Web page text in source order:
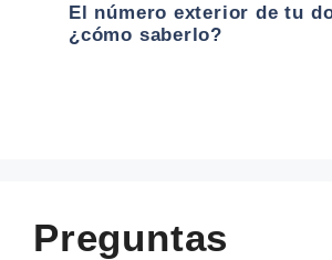
El número exterior de tu
¿cómo saberlo?
Preguntas